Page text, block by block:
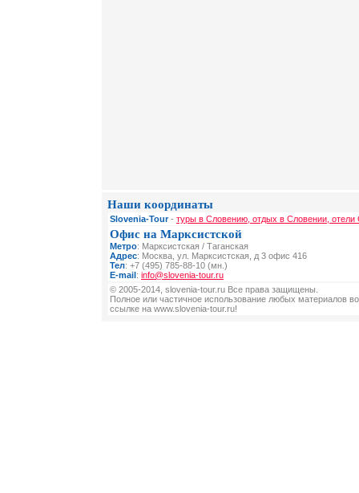
Наши координаты
Slovenia-Tour- туры в Словению, отдых в Словении,
Офис на Марксистской
Метро: Марксистская / Таганская
Адрес: Москва, ул. Марксистская, д 3 офис 416
Тел: +7 (495) 785-88-10 (мн.)
E-mail: info@slovenia-tour.ru
© 2005-2014, slovenia-tour.ru Все права защищены.
Полное или частичное использование любых материалов
ссылке на www.slovenia-tour.ru!